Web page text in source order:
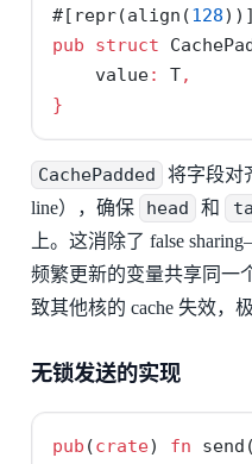
#[ repr(align (128))]
pub
struct
    value
: T,
}
CachePadded
将字段对
line），确保
head 和
上。这消除了 false
频繁更新的变量共享同一
致其他核的 cache 失效，
无锁发送的实现
pub (crate) fn